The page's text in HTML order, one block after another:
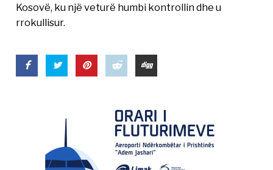
Kosovë, ku një veturë humbi kontrollin dhe u
rrokullisur.